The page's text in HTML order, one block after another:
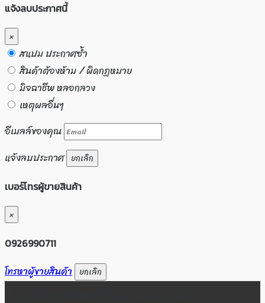
แจ้งลบประกาศนี้
×
สแปม ประกาศซ้ำ
สินค้าต้องห้าม / ผิดกฏหมาย
มิจฉาชีพ หลอกลวง
เหตุผลอื่นๆ
อีเมลล์ของคุณ
แจ้งลบประกาศ ยกเลิก
เบอร์โทรผู้ขายสินค้า
×
0926990711
โทรหาผู้ขายสินค้า ยกเลิก